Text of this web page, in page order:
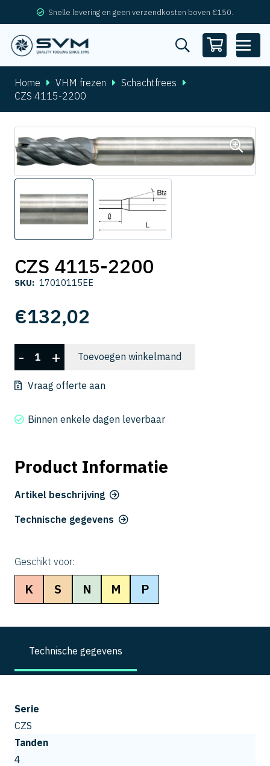
Snelle levering en geen verzendkosten boven €150.
Home VHM frezen
Schachtfrees
CZS 4115-2200
CZS 4115-2200
SKU: 17010115EE
€132,02
4115-
2200
- + Toevoegen winkelmand
Vraag offerte aan
Binnen enkele dagen leverbaar
Product Informatie
Artikel beschrijving
Technische gegevens
Geschikt voor:
K S N M P
Technische gegevens
Serie
CZS
Tanden
4